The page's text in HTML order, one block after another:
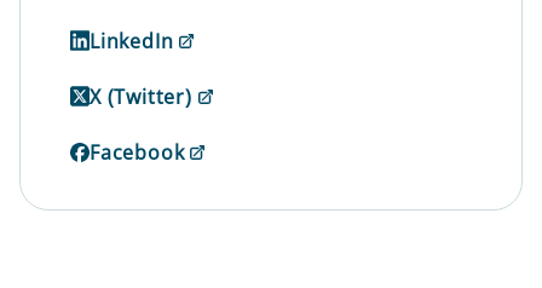
LinkedIn
X (Twitter)
Facebook